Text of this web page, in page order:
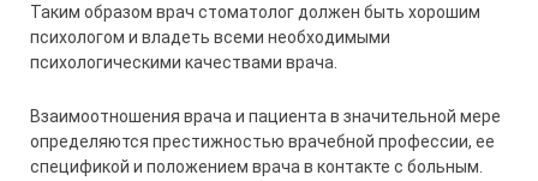
Таким образом врач стоматолог должен быть хорошим
психологом и владеть всеми необходимыми
психологическими качествами врача.
Взаимоотношения врача и пациента в значительной мере
определяются престижностью врачеб­ной профессии, ее
спецификой и положением врача в контакте с больным.